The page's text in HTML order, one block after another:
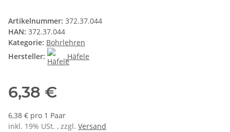
Artikelnummer: 372.37.044
HAN: 372.37.044
Kategorie: Bohrlehren
Hersteller:
Häfele
6,38 €
6,38 € pro 1 Paar
inkl. 19% USt. , zzgl. Versand